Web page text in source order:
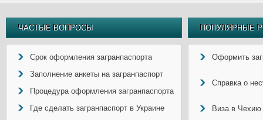
ЧАСТЫЕ ВОПРОСЫ
Срок оформления загранпаспорта
Заполнение анкеты на загранпаспорт
Процедура оформления загранпаспорта
Где сделать загранпаспорт в Украине
ПОПУЛЯРНЫЕ
Оформить
Справка о
Виза в Чехию